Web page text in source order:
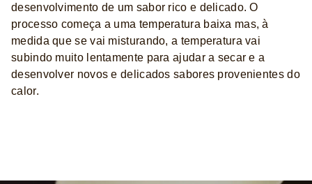
desenvolvimento de um sabor rico e delicado. O
processo começa a uma temperatura baixa mas, à
medida que se vai misturando, a temperatura vai
subindo muito lentamente para ajudar a secar e a
desenvolver novos e delicados sabores provenientes do
calor.